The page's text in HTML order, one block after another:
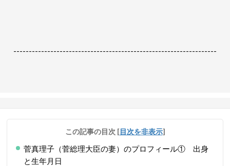
------------------------------------------------------------------
この記事の目次 [目次を非表示]
菅真理子（菅総理大臣の妻）のプロフィール① 出身
と生年月日